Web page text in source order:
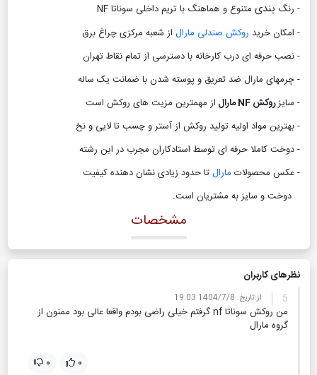
- رنگ بندی متنوع و هماهنگ با تریم داخلی سوناتا NF
- امکان خرید روکش صندلی مارال از شعبه مرکزی چراغ برق
- نصب حرفه ای درب کارخانه با دسترسی از تمام نقاط تهران
- چرمهای مارال ضد تعریق و پوسته شدن با ضمانت یک ساله
- سایزروکش NF مارال
از مهمترین مزیت های روکش است
- بهترین مواد اولیه تولید روکش از آستر و چسب تا لایی و نخ
- دوخت کاملا حرفه ای توسط استادکاران مجرب در این رشته
- عکس محصولات مارالتا حدود زیادی نشان دهنده کیفیت
دوخت و سایز به مشتریان است.
مشخصات
نظر‌های کاربران
5
از:تاریخ: 1404/7/8 19:03
من روکش سوناتا nf گرفتم خیلی راضی بودم واقعا عالی بود ممنون از
گروه مارال
۰ ۰